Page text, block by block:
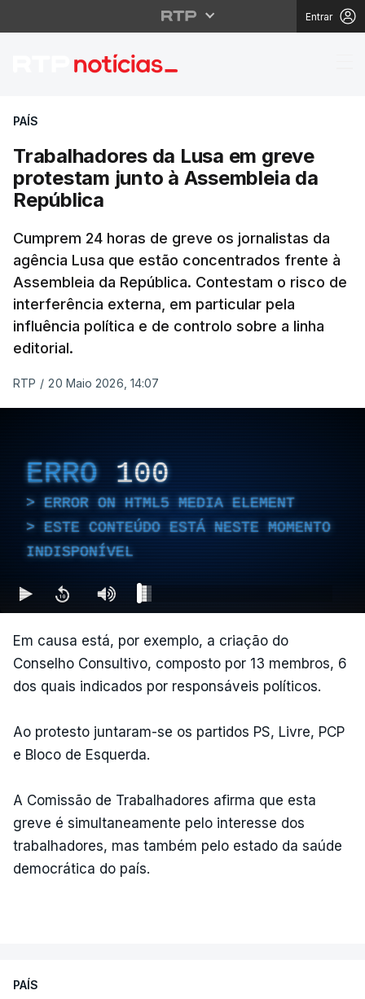
Entrar
Trabalhadores da
PAÍS
Trabalhadores da Lusa em greve
protestam junto à Assembleia da
República
Cumprem 24 horas de greve os jornalistas da
agência Lusa que estão concentrados frente à
Assembleia da República. Contestam o risco de
interferência externa, em particular pela
influência política e de controlo sobre a linha
editorial.
RTP / 20 Maio 2026, 14:07
ERRO 100
ERROR ON HTML5 MEDIA ELEMENT
ESTE CONTEÚDO ESTÁ NESTE MOMENTO
INDISPONÍVEL
Em causa está, por exemplo, a criação do
Conselho Consultivo, composto por 13 membros, 6
dos quais indicados por responsáveis políticos.
Ao protesto juntaram-se os partidos PS, Livre, PCP
e Bloco de Esquerda.
A Comissão de Trabalhadores afirma que esta
greve é simultaneamente pelo interesse dos
trabalhadores, mas também pelo estado da saúde
democrática do país.
PAÍS